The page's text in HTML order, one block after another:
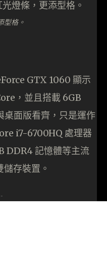
型格。
GTX 1060 顯示
，並且搭載 6GB
面版看齊，只是運作
i7-6700HQ 處理器
DDR4 記憶體等主流
存裝置。